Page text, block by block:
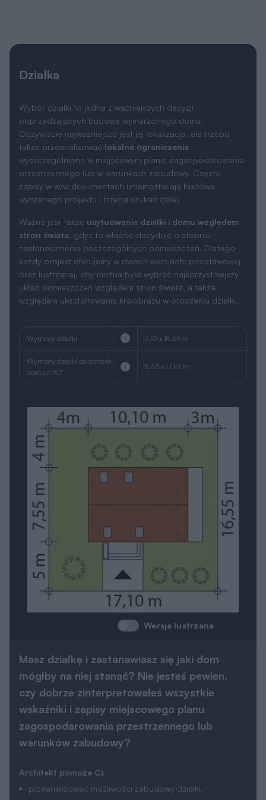
Działka
Wybór działki to jedna z ważniejszych decyzji
poprzedzających budowę wymarzonego domu.
Oczywiście najważniejsza jest jej lokalizacja, ale trzeba
także przeanalizować lokalne ograniczenia
wyszczególnione w miejscowym planie zagospodarowania
przestrzennego lub w warunkach zabudowy. Często
zapisy w w/w dokumentach uniemożliwiają budowę
wybranego projektu i trzeba szukać dalej.
Ważne jest także usytuowanie działki i domu względem
stron świata, gdyż to właśnie decyduje o stopniu
nasłonecznienia poszczególnych pomieszczeń. Dlatego
każdy projekt oferujemy w dwóch wersjach: podstawowej
oraz lustrzanej, aby można było wybrać najkorzystniejszy
układ pomieszczeń względem stron świata, a także
względem ukształtowania krajobrazu w otoczeniu działki.
Wymiary działki 17.10 x 16.55 m
Wymiary działki po obrocie
domu o 90°
16.55 x 17.10 m
Wersja lustrzana
Masz działkę i zastanawiasz się jaki dom
mógłby na niej stanąć? Nie jesteś pewien,
czy dobrze zinterpretowałeś wszystkie
wskaźniki i zapisy miejscowego planu
zagospodarowania przestrzennego lub
warunków zabudowy?
Architekt pomoże Ci:
przeanalizować możliwości zabudowy działki,